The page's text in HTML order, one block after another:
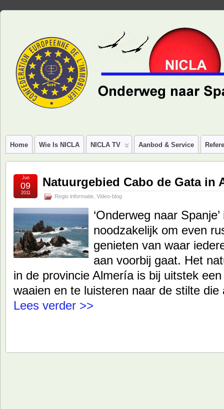
Home Wie Is NICLA NICLA TV Aanbod & Service
Natuurgebied Cabo de Gata in
Regio informatie Video-blog
Jun
09
2011
‘Onderweg naar
noodzakelijk om even
genieten van waar
aan voorbij gaat. Het
in de provincie Almería is bij uitstek
waaien en te luisteren naar de stilte
Lees verder >>